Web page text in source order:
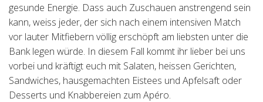
Jobs
Gutscheine & Shop
Tischreservation
Login
gesunde Energie. Dass auch Zuschauen anstrengend sein
kann, weiss jeder, der sich nach einem intensiven Match
vor lauter Mitfiebern völlig erschöpft am liebsten unter die
Bank legen würde. In diesem Fall kommt ihr lieber bei uns
vorbei und kräftigt euch mit Salaten, heissen Gerichten,
Sandwiches, hausgemachten Eistees und Apfelsaft oder
Desserts und Knabbereien zum Apéro.